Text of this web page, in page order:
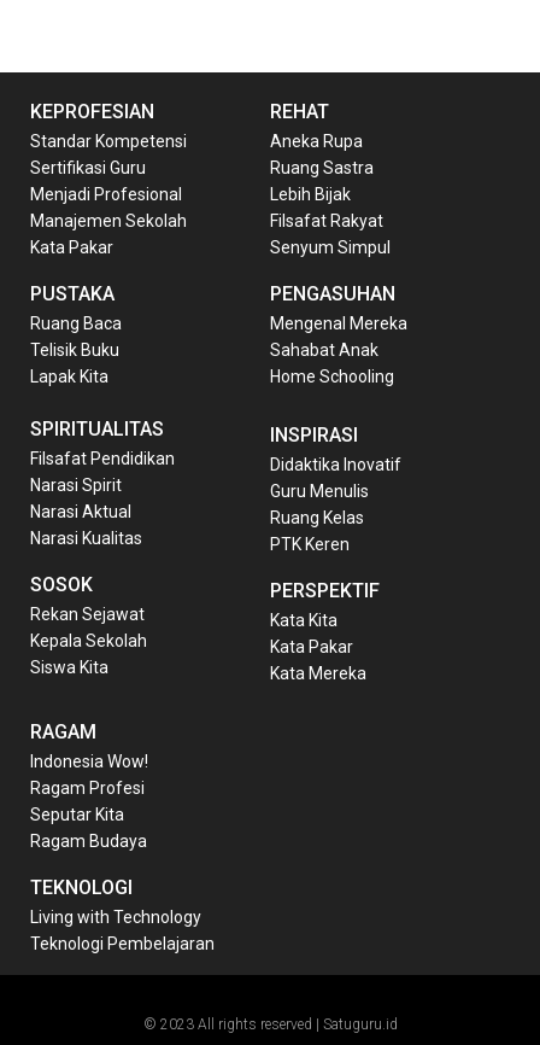
KEPROFESIAN
Standar Kompetensi
Sertifikasi Guru
Menjadi Profesional
Manajemen Sekolah
Kata Pakar
PUSTAKA
Ruang Baca
Telisik Buku
Lapak Kita
REHAT
Aneka Rupa
Ruang Sastra
Lebih Bijak
Filsafat Rakyat
Senyum Simpul
PENGASUHAN
Mengenal Mereka
Sahabat Anak
Home Schooling
SPIRITUALITAS
Filsafat Pendidikan
Narasi Spirit
Narasi Aktual
Narasi Kualitas
SOSOK
Rekan Sejawat
Kepala Sekolah
Siswa Kita
INSPIRASI
Didaktika Inovatif
Guru Menulis
Ruang Kelas
PTK Keren
PERSPEKTIF
Kata Kita
Kata Pakar
Kata Mereka
RAGAM
Indonesia Wow!
Ragam Profesi
Seputar Kita
Ragam Budaya
TEKNOLOGI
Living with Technology
Teknologi Pembelajaran
© 2023 All rights reserved | Satuguru.id